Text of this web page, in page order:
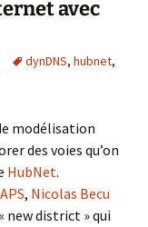
avec
dynDNS, hubnet,
modélisation
des voies qu’on
HubNet.
, Nicolas Becu
new district » qui